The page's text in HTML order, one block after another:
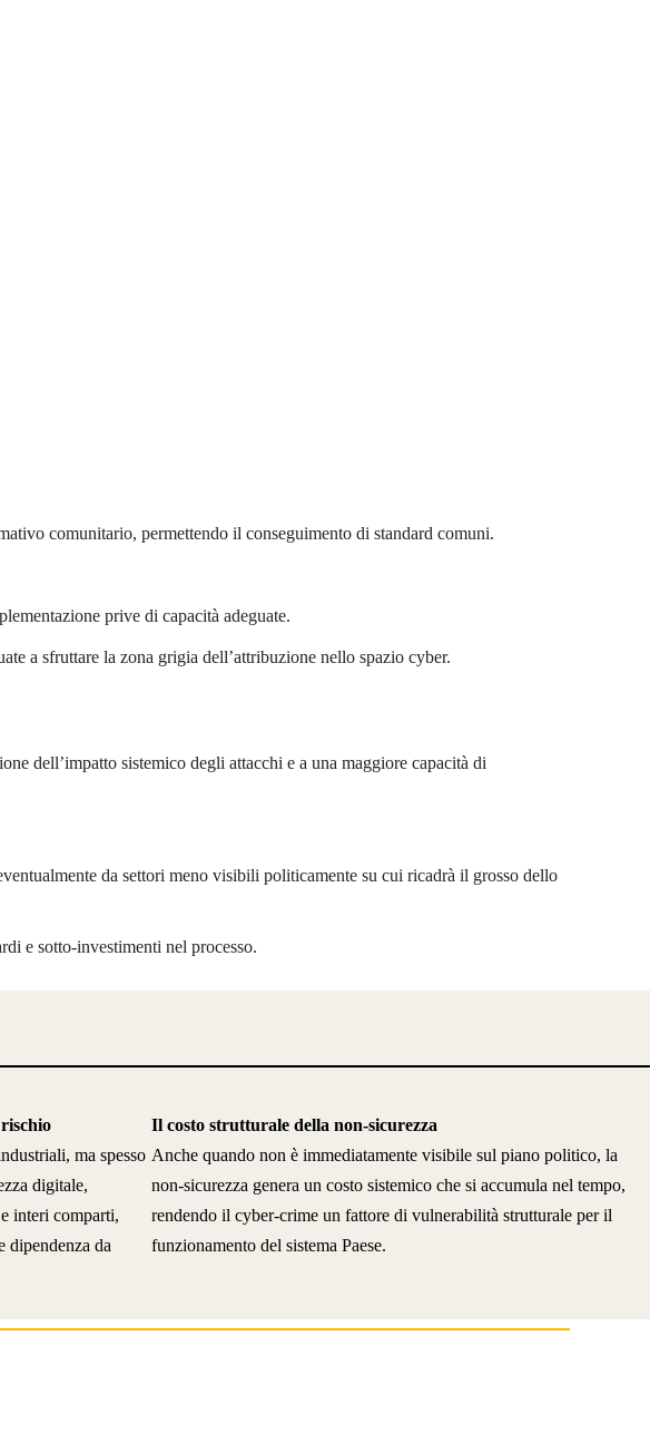
comunitario, permettendo il conseguimento di standard comuni.
prive di capacità adeguate.
a sfruttare la zona grigia dell’attribuzione nello spazio cyber.
dell’impatto sistemico degli attacchi e a una maggiore capacità di
da settori meno visibili politicamente su cui ricadrà il grosso dello
e sotto-investimenti nel processo.
ma spesso
digitale,
interi comparti,
dipendenza da
Il costo strutturale della non-sicurezza
Anche quando non è immediatamente visibile sul piano politico, la
non-sicurezza genera un costo sistemico che si accumula nel tempo,
rendendo il cyber-crime un fattore di vulnerabilità strutturale per il
funzionamento del sistema Paese.